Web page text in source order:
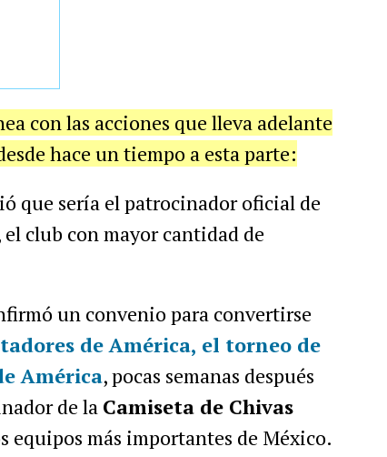
con las acciones que lleva adelante
hace un tiempo a esta parte:
que sería el patrocinador oficial de
el club con mayor cantidad de
un convenio para convertirse
de América, el torneo de
América, pocas semanas después
de la Camiseta de Chivas
equipos más importantes de México.